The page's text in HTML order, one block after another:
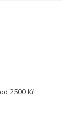
2500 Kč